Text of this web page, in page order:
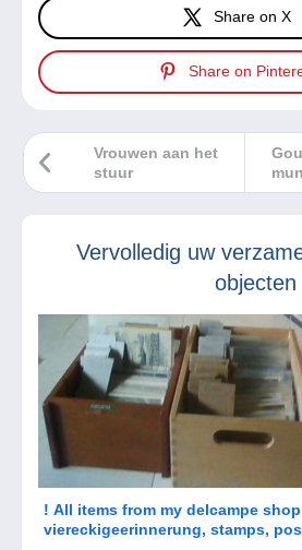
Share on X
Share on
de
Vrouwen aan het
stuur
Vervolledig uw
objecten
! All items from my delcampe shop
viereckigeerinnerung, stamps,